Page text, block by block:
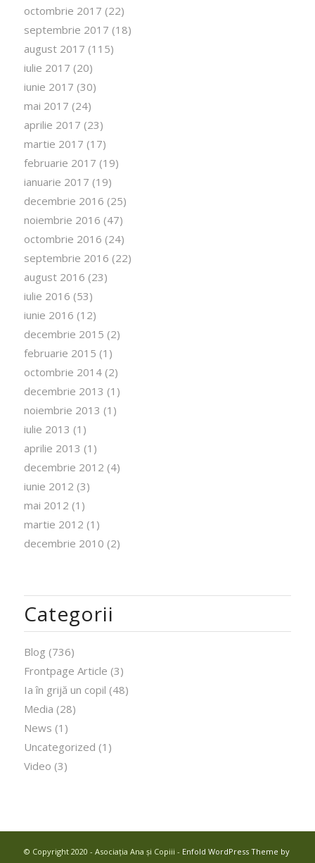
octombrie 2017 (22)
septembrie 2017 (18)
august 2017 (115)
iulie 2017 (20)
iunie 2017 (30)
mai 2017 (24)
aprilie 2017 (23)
martie 2017 (17)
februarie 2017 (19)
ianuarie 2017 (19)
decembrie 2016 (25)
noiembrie 2016 (47)
octombrie 2016 (24)
septembrie 2016 (22)
august 2016 (23)
iulie 2016 (53)
iunie 2016 (12)
decembrie 2015 (2)
februarie 2015 (1)
octombrie 2014(2)
decembrie 2013 (1)
noiembrie 2013 (1)
iulie 2013 (1)
aprilie 2013 (1)
decembrie 2012 (4)
iunie 2012 (3)
mai 2012 (1)
martie 2012 (1)
decembrie 2010 (2)
Categorii
Blog (736)
Frontpage Article (3)
Ia în grijă un copil (48)
Media (28)
News (1)
Uncategorized (1)
Video (3)
© Copyright 2020 - Asociația Ana și Copiii - Enfold WordPress Theme by